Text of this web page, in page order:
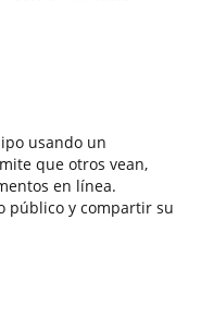
usando un
que otros vean,
en línea.
público y compartir su